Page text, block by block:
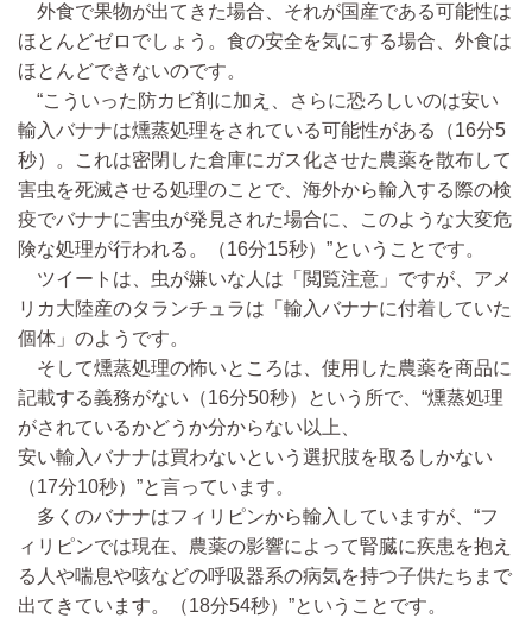
外食で果物が出てきた場合、それが国産である可能性は
ほとんどゼロでしょう。食の安全を気にする場合、外食は
ほとんどできないのです。
“こういった防カビ剤に加え、さらに恐ろしいのは安い
輸入バナナは燻蒸処理をされている可能性がある（16分5
秒）。これは密閉した倉庫にガス化させた農薬を散布して
害虫を死滅させる処理のことで、海外から輸入する際の検
疫でバナナに害虫が発見された場合に、このような大変危
険な処理が行われる。（16分15秒）”ということです。
ツイートは、虫が嫌いな人は「閲覧注意」ですが、アメ
リカ大陸産のタランチュラは「輸入バナナに付着していた
個体」のようです。
そして燻蒸処理の怖いところは、使用した農薬を商品に
記載する義務がない（16分50秒）という所で、“燻蒸処理
がされているかどうか分からない以上、
安い輸入バナナは買わないという選択肢を取るしかない
（17分10秒）”と言っています。
多くのバナナはフィリピンから輸入していますが、“フ
ィリピンでは現在、農薬の影響によって腎臓に疾患を抱え
る人や喘息や咳などの呼吸器系の病気を持つ子供たちまで
出てきています。（18分54秒）”ということです。